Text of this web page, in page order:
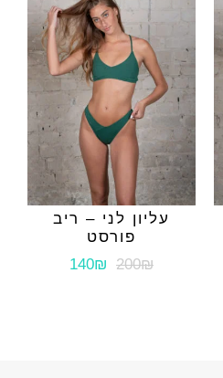
עליון לני – ריב
פורסט
200₪
140₪